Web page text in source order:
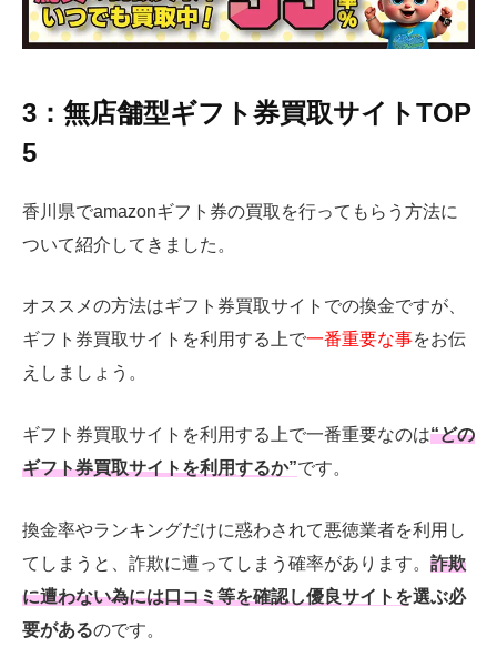
3：無店舗型ギフト券買取サイトTOP
5
香川県でamazonギフト券の買取を行ってもらう方法に
ついて紹介してきました。
オススメの方法はギフト券買取サイトでの換金ですが、
ギフト券買取サイトを利用する上で一番重要な事をお伝
えしましょう。
ギフト券買取サイトを利用する上で一番重要なのは“どの
ギフト券買取サイトを利用するか”です。
換金率やランキングだけに惑わされて悪徳業者を利用し
てしまうと、詐欺に遭ってしまう確率があります。 詐欺
に遭わない為には口コミ等を確認し優良サイトを選ぶ必
要があるのです。